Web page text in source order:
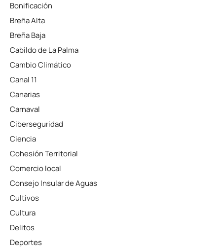
Bonificación
Breña Alta
Breña Baja
Cabildo de La Palma
Cambio Climático
Canal 11
Canarias
Carnaval
Ciberseguridad
Ciencia
Cohesión Territorial
Comercio local
Consejo Insular de Aguas
Cultivos
Cultura
Delitos
Deportes